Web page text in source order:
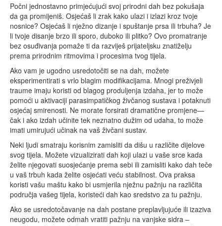
Počni jednostavno primjećujući svoj prirodni dah bez pokušaja
da ga promijeniš. Osjećaš li zrak kako ulazi i izlazi kroz tvoje
nosnice? Osjećaš li nježno dizanje i spuštanje prsa ili trbuha? Je
li tvoje disanje brzo ili sporo, duboko ili plitko? Ovo promatranje
bez osuđivanja pomaže ti da razviješ prijateljsku znatiželju
prema prirodnim ritmovima i procesima tvog tijela.
Ako vam je ugodno usredotočiti se na dah, možete
eksperimentirati s vrlo blagim modifikacijama. Mnogi preživjeli
traume imaju koristi od blagog produljenja izdaha, jer to može
pomoći u aktivaciji parasimpatičkog živčanog sustava i potaknuti
osjećaj smirenosti. Ne morate forsirati dramatične promjene—
čak i ako izdah učinite tek neznatno dužim od udaha, to može
imati umirujući učinak na vaš živčani sustav.
Neki ljudi smatraju korisnim zamisliti da dišu u različite dijelove
svog tijela. Možete vizualizirati dah koji ulazi u vaše srce kada
želite njegovati suosjećanje prema sebi ili zamisliti kako dah teče
u vaš trbuh kada želite osjećati veću stabilnost. Ova praksa
koristi vašu maštu kako bi usmjerila nježnu pažnju na različita
područja vašeg tijela, koristeći dah kao sredstvo za tu pažnju.
Ako se usredotočavanje na dah postane preplavljujuće ili izaziva
neugodu, možete odmah vratiti pažnju na vanjske sidra –